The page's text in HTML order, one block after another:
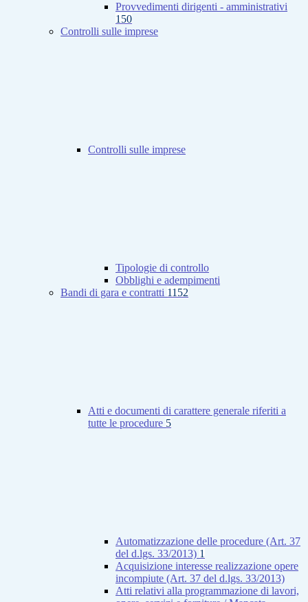
Provvedimenti dirigenti - amministrativi
150
Controlli sulle imprese
Controlli sulle imprese
Tipologie di controllo
Obblighi e adempimenti
Bandi di gara e contratti 1152
Atti e documenti di carattere generale riferiti a
tutte le procedure 5
Automatizzazione delle procedure (Art. 37
del d.lgs. 33/2013) 1
Acquisizione interesse realizzazione opere
incompiute (Art. 37 del d.lgs. 33/2013)
Atti relativi alla programmazione di lavori,